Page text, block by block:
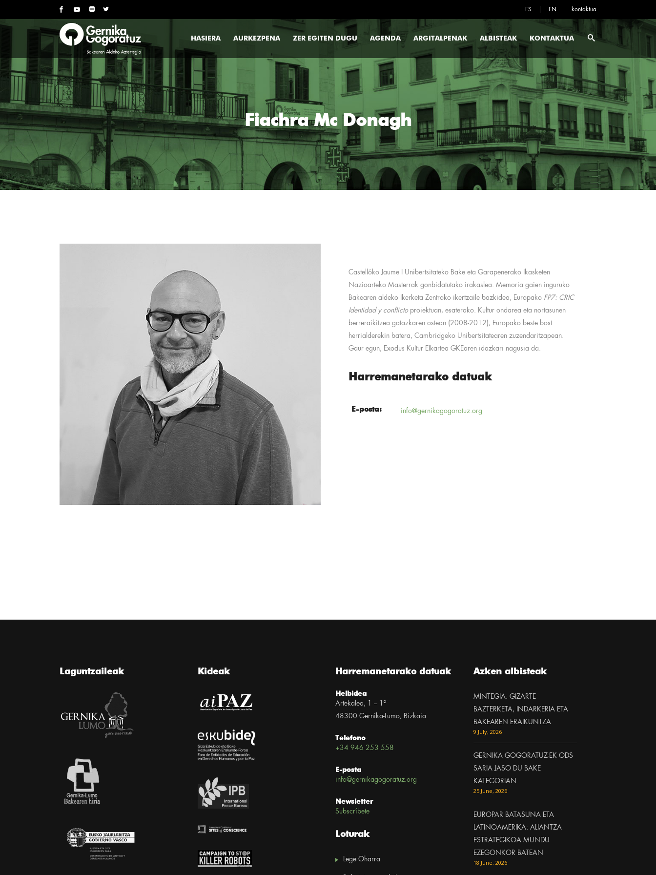
ES EN kontaktua
HASIERA AURKEZPENA ZER EGITEN DUGU AGENDA ARGITALPENAK ALBISTEAK KONTAKTUA
Fiachra Mc Donagh
Castellóko Jaume I Unibertsitateko Bake eta Garapenerako Ikasketen
Nazioarteko Masterrak gonbidatutako irakaslea. Memoria gaien inguruko
Bakearen aldeko Ikerketa Zentroko ikertzaile bazkidea, Europako FP7: CRIC
Identidad y conflictoproiektuan, esaterako. Kultur ondarea eta nortasunen
berreraikitzea gatazkaren ostean (2008-2012), Europako beste bost
herrialderekin batera, Cambridgeko Unibertsitatearen zuzendaritzapean.
Gaur egun, Exodus Kultur Elkartea GKEaren idazkari nagusia da.
Harremanetarako datuak
E-posta: info@gernikagogoratuz.org
Laguntzaileak Kideak Harremanetarako datuak
Helbidea
Artekalea, 1 – 1º
48300 Gernika-Lumo, Bizkaia
Telefono
+34 946 253 558
E-posta
info@gernikagogoratuz.org
Newsletter
Subscríbete
Loturak
Lege Oharra
Azken albisteak
MINTEGIA: GIZARTE-
BAZTERKETA, INDARKERIA ETA
BAKEAREN ERAIKUNTZA
9 July, 2026
GERNIKA GOGORATUZ-EK ODS
SARIA JASO DU BAKE
KATEGORIAN
25 June, 2026
EUROPAR BATASUNA ETA
LATINOAMERIKA: ALIANTZA
ESTRATEGIKOA MUNDU
EZEGONKOR BATEAN
18 June, 2026